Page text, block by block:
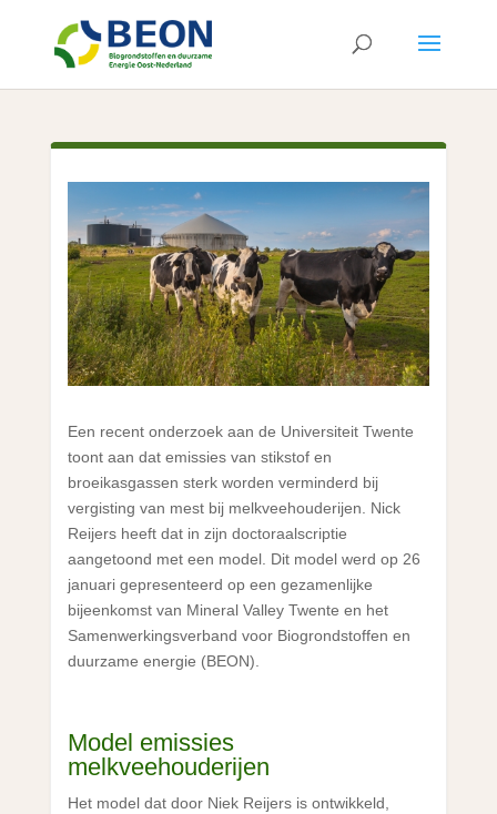
Een recent onderzoek aan de Universiteit Twente
toont aan dat emissies van stikstof en
broeikasgassen sterk worden verminderd bij
vergisting van mest bij melkveehouderijen. Nick
Reijers heeft dat in zijn doctoraalscriptie
aangetoond met een model. Dit model werd op 26
januari gepresenteerd op een gezamenlijke
bijeenkomst van Mineral Valley Twente en het
Samenwerkingsverband voor Biogrondstoffen en
duurzame energie (BEON).
Model emissies
melkveehouderijen
Het model dat door Niek Reijers is ontwikkeld,